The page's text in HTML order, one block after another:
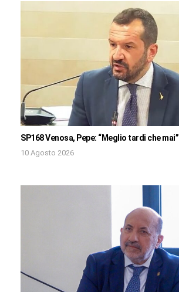
SP168 Venosa, Pepe: “Meglio tardi che mai”
10 Agosto 2026